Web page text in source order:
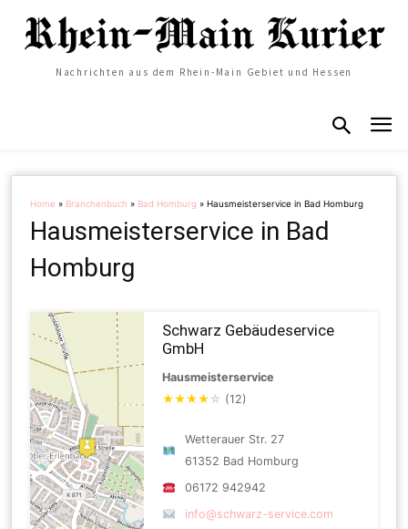
Nachrichten aus dem Rhein-Main Gebiet und Hessen
Home » Branchenbuch » Bad Homburg »Hausmeisterservice in Bad Homburg
Hausmeisterservice in Bad
Homburg
Schwarz Gebäudeservice
GmbH
Hausmeisterservice
★★★★ ☆ (12)
Wetterauer Str. 27
61352 Bad Homburg
06172 942942
info@schwarz-service.com